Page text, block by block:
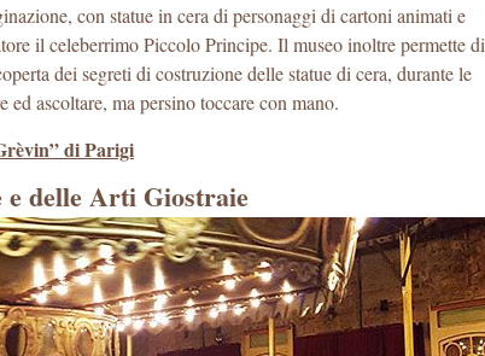
con statue in cera di personaggi di cartoni animati e
il celeberrimo Piccolo Principe. Il museo inoltre permette di
dei segreti di costruzione delle statue di cera, durante le
ascoltare, ma persino toccare con mano.
di Parigi
e delle Arti Giostraie